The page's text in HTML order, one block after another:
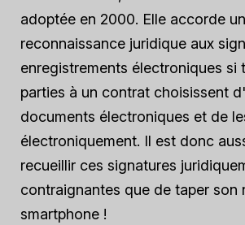
adoptée en 2000. Elle accorde
reconnaissance juridique aux
enregistrements électroniques si
parties à un contrat choisissent
documents électroniques et de
électroniquement. Il est donc
recueillir ces signatures
contraignantes que de taper son
smartphone !